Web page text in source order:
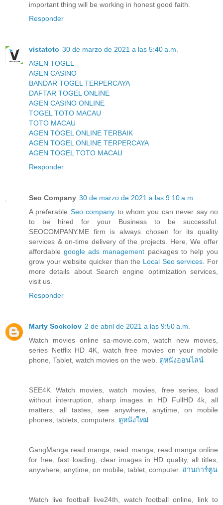
important thing will be working in honest good faith.
Responder
vistatoto 30 de marzo de 2021 a las 5:40 a.m.
AGEN TOGEL
AGEN CASINO
BANDAR TOGEL TERPERCAYA
DAFTAR TOGEL ONLINE
AGEN CASINO ONLINE
TOGEL TOTO MACAU
TOTO MACAU
AGEN TOGEL ONLINE TERBAIK
AGEN TOGEL ONLINE TERPERCAYA
AGEN TOGEL TOTO MACAU
Responder
Seo Company 30 de marzo de 2021 a las 9:10 a.m.
A preferable Seo company to whom you can never say no
to be hired for your Business to be successful.
SEOCOMPANY.ME firm is always chosen for its quality
services & on-time delivery of the projects. Here, We offer
affordablegoogle ads management packages to help you
grow your website quicker than the Local Seo services. For
more details about Search engine optimization services,
visit us.
Responder
Marty Sockolov 2 de abril de 2021 a las 9:50 a.m.
Watch movies online sa-movie.com, watch new movies,
series Netflix HD 4K, watch free movies on your mobile
phone, Tablet, watch movies on the web. ดูหนังออนไลน์
SEE4K Watch movies, watch movies, free series, load
without interruption, sharp images in HD FullHD 4k, all
matters, all tastes, see anywhere, anytime, on mobile
phones, tablets, computers. ดูหนังใหม่
GangManga read manga, read manga, read manga online
for free, fast loading, clear images in HD quality, all titles,
anywhere, anytime, on mobile, tablet, computer. อ่านการ์ตูน
Watch live football live24th, watch football online, link to